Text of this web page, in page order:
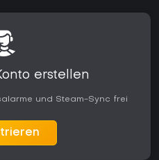
erstellen
und Steam-Sync frei